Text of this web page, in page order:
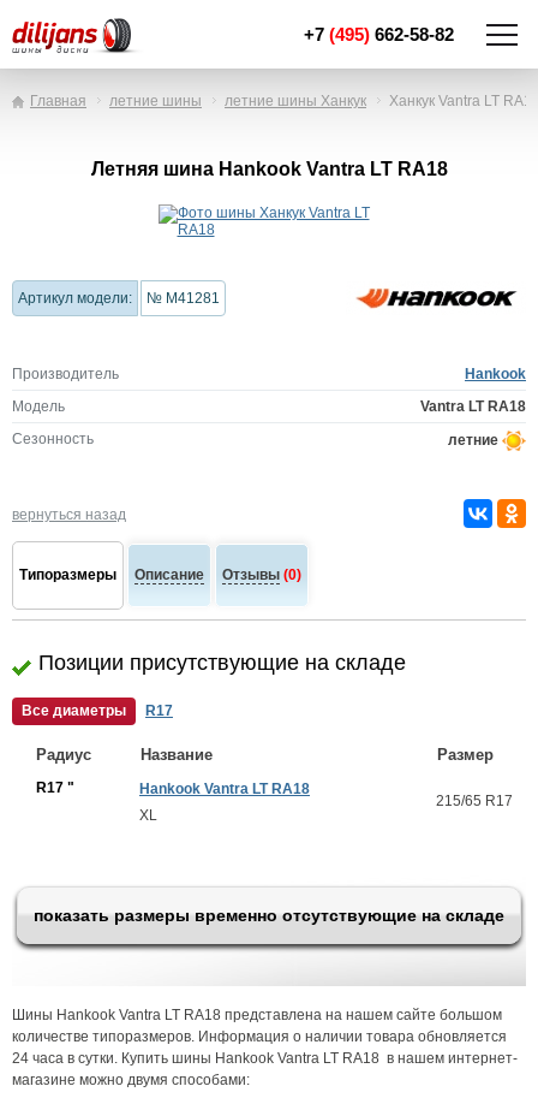
+7 (495) 662-58-82
Главная летние шины летние шины Ханкук Ханкук Vantra LT
Летняя шина Hankook Vantra LT RA18
Артикул модели: № M41281
Производитель
Hankook
Модель
Vantra LT RA18
Сезонность
летние
вернуться назад
Типоразмеры Описание Отзывы (0)
Позиции присутствующие на складе
Все диаметры R17
Радиус Название Размер
R17 "
Hankook Vantra LT RA18
XL
215/65 R17
показать размеры временно отсутствующие на складе
Шины Hankook Vantra LT RA18 представлена на нашем сайте большом
количестве типоразмеров. Информация о наличии товара обновляется
24 часа в сутки. Купить шины Hankook Vantra LT RA18 в нашем интернет-
магазине можно двумя способами: